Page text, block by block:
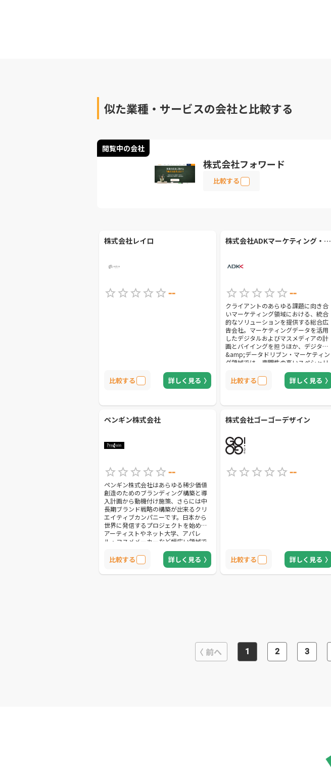
似た業種・サービスの会社と比較する
閲覧中の会社
株式会社フォワード
比較する
株式会社レイロ
--
比較する 詳しく見る
株式会社ADKマーケティング・ソリューションズ
--
クライアントのあらゆる課題に向き合
いマーケティング領域における、統合
的なソリューションを提供する総合広
告会社。マーケティングデータを活用
したデジタルおよびマスメディアの計
画とバイイングを担うほか、デジタル
&amp;データドリブン・マーケティン
グ領域では、専門性の高いスペシャリ
ストが組織横断で集結し、クライアン
トのビジネス成果に貢献する「価値あ
る顧客体験」をご提案します。コミュ
比較する 詳しく見る
ペンギン株式会社
--
ペンギン株式会社はあらゆる稀少価値
創造のためのブランディング構築と導
入計画から動機付け施策、さらには中
長期ブランド戦略の構築が出来るクリ
エイティブカンパニーです。日本から
世界に発信するプロジェクトを始め、
アーティストやネット大学、アパレ
ル・コスメメーカーなど幅広い領域で
高いブランディング効果を出し続けて
います。ペンギン株式会社が企業に選
ばれる所以は、この世に生まれたブラ
ンドの価値をしっかりと伝導させるた
作や映像制作、デザイン制作について
も非常に高いクオリティで提供してく
れることは間違いないでしょう。地域
比較する 詳しく見る
株式会社ゴーゴーデザイン
--
比較する 詳しく見る
前へ 1 2 3